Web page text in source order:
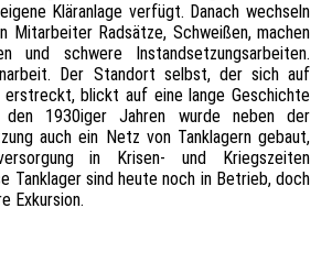
Kläranlage verfügt. Danach wechseln
Mitarbeiter Radsätze, Schweißen, machen
und schwere Instandsetzungsarbeiten.
Der Standort selbst, der sich auf
blickt auf eine lange Geschichte
1930iger Jahren wurde neben der
auch ein Netz von Tanklagern gebaut,
in Krisen- und Kriegszeiten
Tanklager sind heute noch in Betrieb, doch
Exkursion.